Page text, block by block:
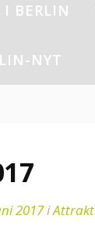
I BERLIN
NYT
2017i